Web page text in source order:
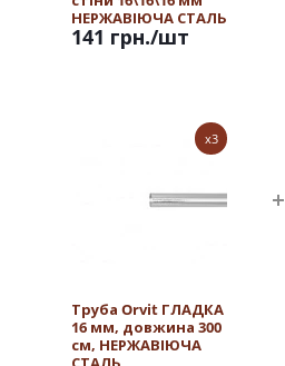
НЕРЖАВІЮЧА СТАЛЬ
141 грн./шт
x3
Труба Orvit ГЛАДКА
16 мм, довжина 300
см, НЕРЖАВІЮЧА